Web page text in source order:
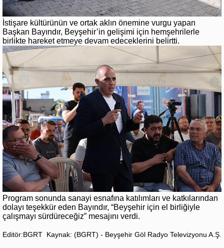
İstişare kültürünün ve ortak aklın önemine vurgu yapan
Başkan Bayındır, Beyşehir’in gelişimi için hemşehrilerle
birlikte hareket etmeye devam edeceklerini belirtti.
Program sonunda sanayi esnafına katılımları ve katkılarından
dolayı teşekkür eden Bayındır, “Beyşehir için el birliğiyle
çalışmayı sürdüreceğiz” mesajını verdi.
Editör:BGRT Kaynak: (BGRT) - Beyşehir Göl Radyo Televizyonu A.Ş.